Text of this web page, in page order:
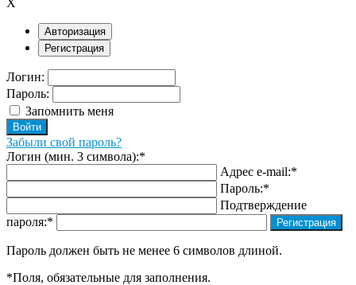
X
Авторизация
Регистрация
Логин:
Пароль:
Запомнить меня
Забыли свой пароль?
Логин (мин. 3 символа):*
Адрес e-mail:*
Пароль:*
Подтверждение
пароля:*
Пароль должен быть не менее 6 символов длиной.
*Поля, обязательные для заполнения.